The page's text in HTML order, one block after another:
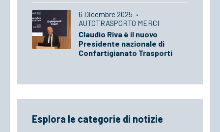
6 Dicembre 2025 ·
AUTOTRASPORTO MERCI
Claudio Riva è il nuovo
Presidente nazionale di
Confartigianato Trasporti
Esplora le categorie di notizie